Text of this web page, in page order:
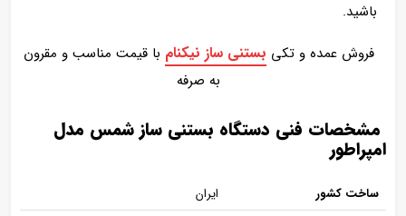
باشید.
فروش عمده و تکی بستنی ساز نیکنام با قیمت مناسب و مقرون
به صرفه
مشخصات فنی دستگاه بستنی ساز شمس مدل
امپراطور
ساخت کشور
ایران